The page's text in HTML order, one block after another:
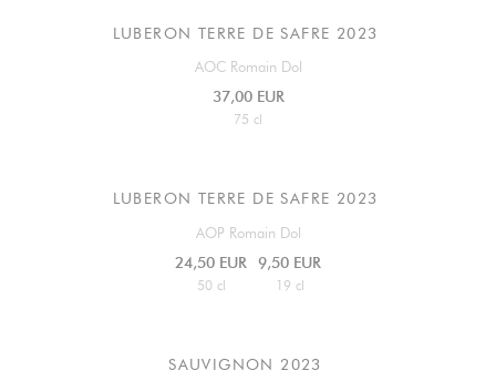
LUBERON TERRE DE SAFRE 2023
AOC Romain Dol
37,00 EUR
75 cl
LUBERON TERRE DE SAFRE 2023
AOP Romain Dol
24,50 EUR
50 cl
9,50 EUR
19 cl
SAUVIGNON 2023